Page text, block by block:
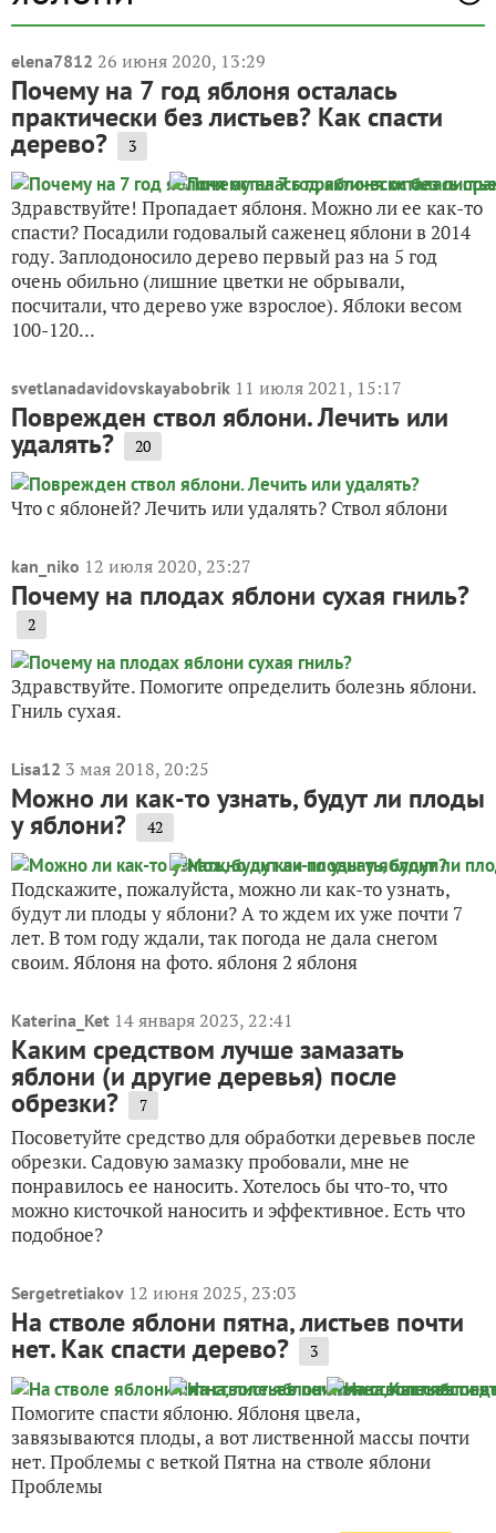
elena7812 26 июня 2020, 13:29
Почему на 7 год яблоня осталась
практически без листьев? Как спасти
дерево? 3
Здравствуйте! Пропадает яблоня. Можно ли ее как-то
спасти? Посадили годовалый саженец яблони в 2014
году. Заплодоносило дерево первый раз на 5 год
очень обильно (лишние цветки не обрывали,
посчитали, что дерево уже взрослое). Яблоки весом
100-120...
svetlanadavidovskayabobrik 11 июля 2021, 15:17
Поврежден ствол яблони. Лечить или
удалять? 20
Что с яблоней? Лечить или удалять? Ствол яблони
kan_niko 12 июля 2020, 23:27
Почему на плодах яблони сухая гниль?
2
Здравствуйте. Помогите определить болезнь яблони.
Гниль сухая.
Lisa12 3 мая 2018, 20:25
Можно ли как-то узнать, будут ли плоды
у яблони? 42
Подскажите, пожалуйста, можно ли как-то узнать,
будут ли плоды у яблони? А то ждем их уже почти 7
лет. В том году ждали, так погода не дала снегом
своим. Яблоня на фото. яблоня 2 яблоня
Katerina_Ket 14 января 2023, 22:41
Каким средством лучше замазать
яблони (и другие деревья) после
обрезки? 7
Посоветуйте средство для обработки деревьев после
обрезки. Садовую замазку пробовали, мне не
понравилось ее наносить. Хотелось бы что-то, что
можно кисточкой наносить и эффективное. Есть что
подобное?
Sergetretiakov 12 июня 2025, 23:03
На стволе яблони пятна, листьев почти
нет. Как спасти дерево? 3
Помогите спасти яблоню. Яблоня цвела,
завязываются плоды, а вот лиственной массы почти
нет. Проблемы с веткой Пятна на стволе яблони
Проблемы